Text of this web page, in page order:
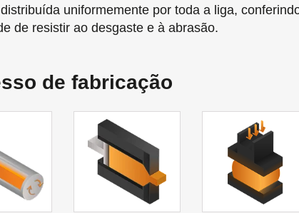
uniformemente por toda a liga,
de resistir ao desgaste e à abrasão.
de fabricação